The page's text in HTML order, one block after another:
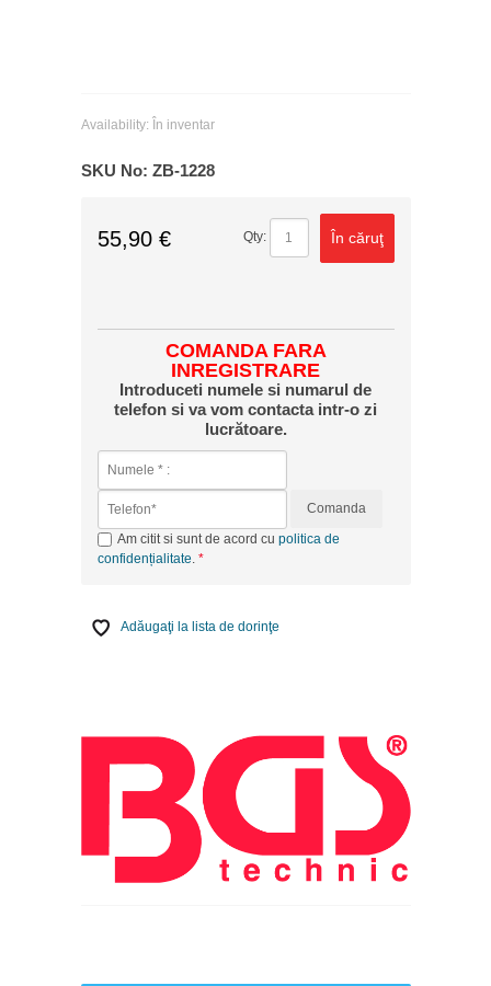
Availability: În inventar
SKU No: ZB-1228
55,90 € Qty: În căruţ
COMANDA FARA
INREGISTRARE
Introduceti numele si numarul de
telefon si va vom contacta intr-o zi
lucrătoare.
Comanda
Am citit si sunt de acord cu politica de
confidențialitate
Adăugaţi la lista de dorinţe